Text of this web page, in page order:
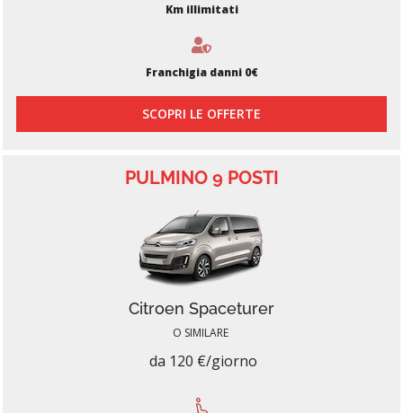
Km illimitati
Franchigia danni 0€
SCOPRI LE OFFERTE
PULMINO 9 POSTI
Citroen Spaceturer
O SIMILARE
da 120 €/giorno